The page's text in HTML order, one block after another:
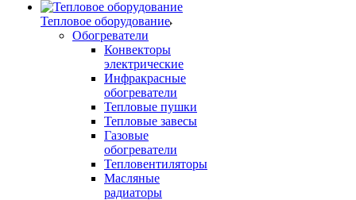
Тепловое оборудование
Обогреватели
Конвекторы
электрические
Инфракрасные
обогреватели
Тепловые пушки
Тепловые завесы
Газовые
обогреватели
Тепловентиляторы
Масляные
радиаторы